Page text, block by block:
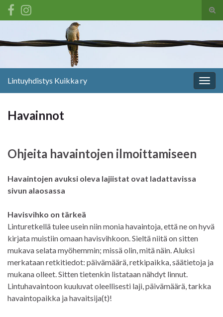
Search for:
Lintuyhdistys Kuikka ry
Havainnot
Ohjeita havaintojen ilmoittamiseen
Havaintojen avuksi oleva lajiistat ovat ladattavissa
sivun alaosassa
Havisvihko on tärkeä
Linturetkellä tulee usein niin monia havaintoja, että ne on hyvä
kirjata muistiin omaan havisvihkoon. Sieltä niitä on sitten
mukava selata myöhemmin; missä olin, mitä näin. Aluksi
merkataan retkitiedot: päivämäärä, retkipaikka, säätietoja ja
mukana olleet. Sitten tietenkin listataan nähdyt linnut.
Lintuhavaintoon kuuluvat oleellisesti laji, päivämäärä, tarkka
havaintopaikka ja havaitsija(t)!